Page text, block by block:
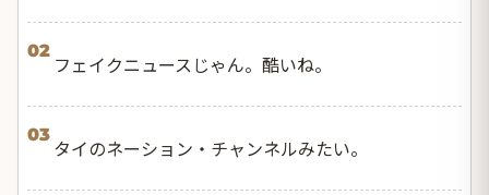
02
フェイクニュースじゃん。酷いね。
03
タイのネーション・チャンネルみたい。